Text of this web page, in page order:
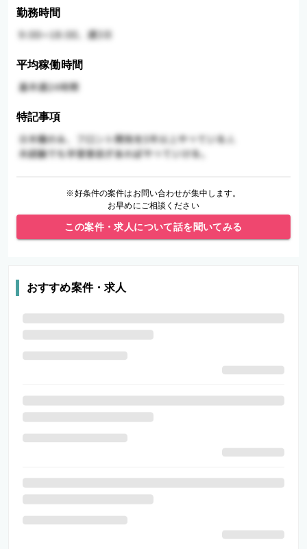
勤務時間
平均稼働時間
特記事項
※好条件の案件はお問い合わせが集中します。
お早めにご相談ください
この案件・求人について話を聞いてみる
おすすめ案件・求人